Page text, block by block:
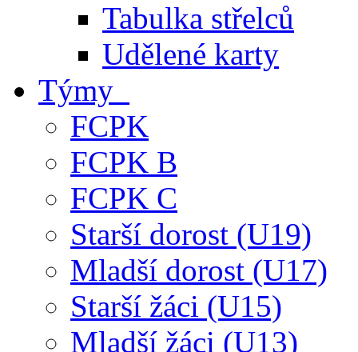
Tabulka střelců
Udělené karty
Týmy
FCPK
FCPK B
FCPK C
Starší dorost (U19)
Mladší dorost (U17)
Starší žáci (U15)
Mladší žáci (U13)